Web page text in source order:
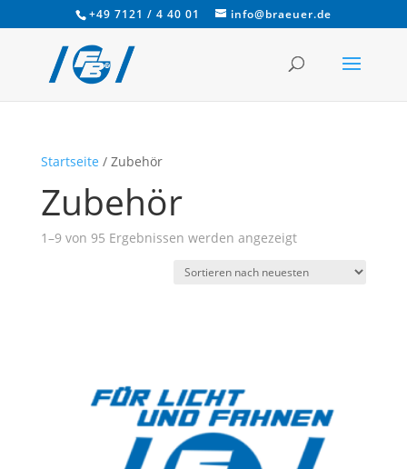
+49 7121 / 4 40 01 info@braeuer.de
Startseite / Zubehör
Zubehör
1–9 von 95 Ergebnissen werden angezeigtNach
sortiert